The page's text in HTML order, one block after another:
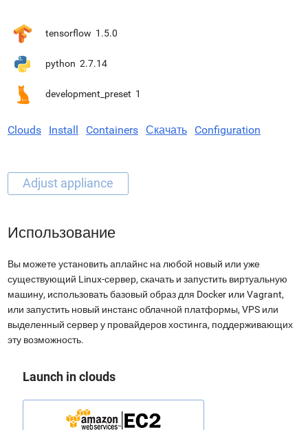
tensorflow 1.5.0
python 2.7.14
development_preset 1
Clouds Install Containers Скачать Configuration
Использование
Вы можете установить аплайнс на любой новый или уже
существующий Linux-сервер, скачать и запустить виртуальную
машину, использовать базовый образ для Docker или Vagrant,
или запустить новый инстанс облачной платформы, VPS или
выделенный сервер у провайдеров хостинга, поддерживающих
эту возможность.
Launch in clouds